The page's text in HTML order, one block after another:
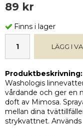
89 kr
Finns i lager
LÄGG I
Produktbeskrivning:
Washologis
vårdande och ger en
doft av Mimosa.
mellan dina
strykvattnet.